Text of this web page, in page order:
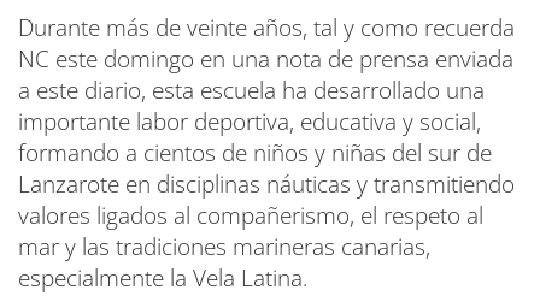
Durante más de veinte años, tal y como recuerda
NC este domingo en una nota de prensa enviada
a este diario, esta escuela ha desarrollado una
importante labor deportiva, educativa y social,
formando a cientos de niños y niñas del sur de
Lanzarote en disciplinas náuticas y transmitiendo
valores ligados al compañerismo, el respeto al
mar y las tradiciones marineras canarias,
especialmente la Vela Latina.